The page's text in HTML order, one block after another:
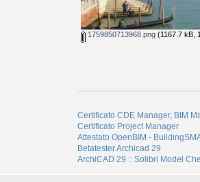
1759850713968.png(1167.7 kB,
Certificato CDE Manager, BIM
Certificato Project Manager
Attestato OpenBIM -
Betatester Archicad 29
ArchiCAD 29 :: Solibri Model